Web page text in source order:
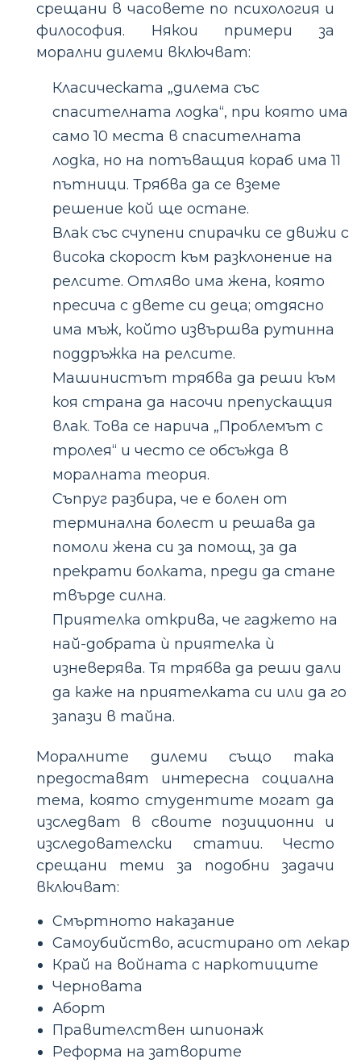
срещани в часовете по психология и
философия. Някои примери за
морални дилеми включват:
Класическата „дилема със
спасителната лодка“, при която има
само 10 места в спасителната
лодка, но на потъващия кораб има 11
пътници. Трябва да се вземе
решение кой ще остане.
Влак със счупени спирачки се движи с
висока скорост към разклонение на
релсите. Отляво има жена, която
пресича с двете си деца; отдясно
има мъж, който извършва рутинна
поддръжка на релсите.
Машинистът трябва да реши към
коя страна да насочи препускащия
влак. Това се нарича „Проблемът с
тролея“ и често се обсъжда в
моралната теория.
Съпруг разбира, че е болен от
терминална болест и решава да
помоли жена си за помощ, за да
прекрати болката, преди да стане
твърде силна.
Приятелка открива, че гаджето на
най-добрата ѝ приятелка ѝ
изневерява. Тя трябва да реши дали
да каже на приятелката си или да го
запази в тайна.
Моралните дилеми също така
предоставят интересна социална
тема, която студентите могат да
изследват в своите позиционни и
изследователски статии. Често
срещани теми за подобни задачи
включват:
Смъртното наказание
Самоубийство, асистирано от лекар
Край на войната с наркотиците
Черновата
Аборт
Правителствен шпионаж
Реформа на затворите